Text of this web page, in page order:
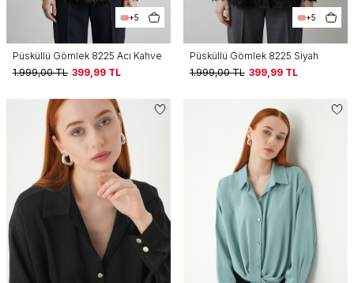
+5
Püsküllü Gömlek 8225 Acı Kahve
1.999,00TL 399,99 TL
+5
Püsküllü Gömlek 8225 Siyah
1.999,00TL 399,99 TL